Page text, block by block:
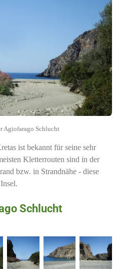
Agiofarago Schlucht
ist bekannt für seine sehr
Kletterrouten sind in der
bzw. in Strandnähe - diese
Schlucht